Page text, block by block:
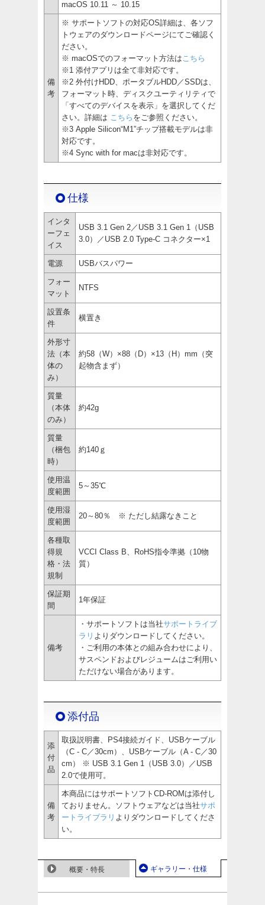
macOS 10.11 ～ 10.15
備
考
※ サポートソフトの対応OS詳細は、各ソフ
トウェアのダウンロードページにてご確認く
ださい。
※ macOSでのフォーマット方法は こちら
※1 添付アプリは全て非対応です。
※2 外付けHDD、ポータブルHDD／SSDは、
フォーマット時、ディスクユーティリティで
「すべてのデバイスを表示」を選択してくだ
さい。詳細は こちら をご参照ください。
※3 Apple Silicon“M1”チップ搭載モデルは非
対応です。
※4 Sync with for macは非対応です。
仕様
インタ
ーフェ
イス
USB 3.1 Gen 2／USB 3.1 Gen 1（USB
3.0）／USB 2.0 Type-C コネクター×1
電源 USBバスパワー
フォー
マット
NTFS
設置条
件
横置き
外形寸
法（本
体の
み）
約58（W）×88（D）×13（H）mm（突
起物含まず）
質量
（本体
のみ）
約42g
質量
（梱包
時）
約140ｇ
使用温
度範囲
5～35℃
使用湿
度範囲
20～80％ ※ ただし結露なきこと
各種取
得規
格・法
規制
VCCI Class B、RoHS指令準拠（10物
質）
保証期
間
1年保証
備考
・サポートソフトは当社サポートライブ
ラリ よりダウンロードしてください。
・ご利用の本体との組み合わせにより、
サスペンドおよびレジュームはご利用い
ただけない場合があります。
添付品
添
付
品
取扱説明書、PS4接続ガイド、USBケーブル
（C - C／30cm）、USBケーブル（A - C／30
cm） ※ USB 3.1 Gen 1（USB 3.0）／USB
2.0で使用可。
備
考
本商品にはサポートソフトCD-ROMは添付し
ておりません。ソフトウェアなどは当社サポ
ートライブラリ よりダウンロードしてくださ
い。
概要・特長 ギャラリー・仕様